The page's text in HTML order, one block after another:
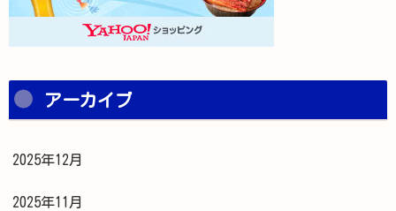
アーカイブ
2025年12月
2025年11月